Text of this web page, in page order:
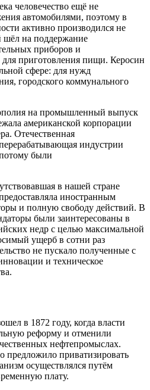
человечество ещё не
автомобилями, поэтому в
активно производился не
шёл на поддержание
приборов и
для приготовления пищи. Керосин
сфере: для нужд
городского коммунального
на промышленный выпуск
американской корпорации
Отечественная
индустрии
были
в нашей стране
иностранным
и полную свободу действий. В
были заинтересованы в
недр с целью максимальной
ущерб в сотни раз
не пускало полученные с
и техническое
в 1872 году, когда власти
реформу и отменили
нефтепромыслах.
предложило приватизировать
осуществлялся путём
плату.